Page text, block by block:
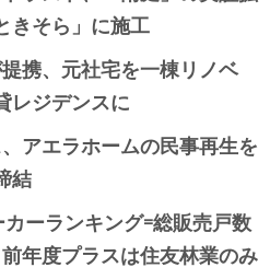
きそら」に施工
携、元社宅を一棟リノベ
レジデンスに
アエラホームの民事再生を
結
ーランキング=総販売戸数
年度プラスは住友林業のみ